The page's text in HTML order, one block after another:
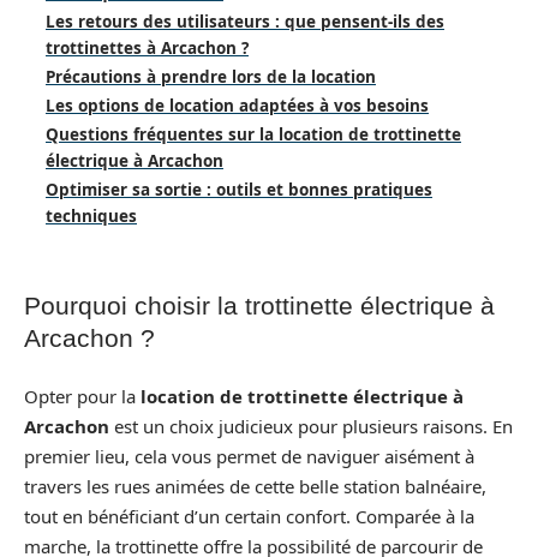
Les retours des utilisateurs : que pensent-ils des
trottinettes à Arcachon ?
Précautions à prendre lors de la location
Les options de location adaptées à vos besoins
Questions fréquentes sur la location de trottinette
électrique à Arcachon
Optimiser sa sortie : outils et bonnes pratiques
techniques
Pourquoi choisir la trottinette électrique à
Arcachon ?
Opter pour la location de trottinette électrique à
Arcachon est un choix judicieux pour plusieurs raisons. En
premier lieu, cela vous permet de naviguer aisément à
travers les rues animées de cette belle station balnéaire,
tout en bénéficiant d’un certain confort. Comparée à la
marche, la trottinette offre la possibilité de parcourir de